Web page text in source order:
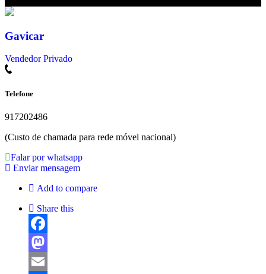
Gavicar
Vendedor Privado
Telefone
917202486
(Custo de chamada para rede móvel nacional)
Falar por whatsapp
Enviar mensagem
Add to compare
Share this
Facebook
Mastodon